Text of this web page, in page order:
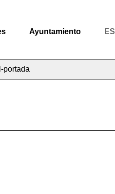
Ayuntamiento ES
portada